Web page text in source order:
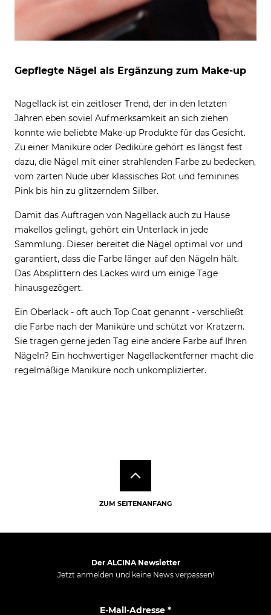
Gepflegte Nägel als Ergänzung zum Make-up
Nagellack ist ein zeitloser Trend, der in den letzten
Jahren eben soviel Aufmerksamkeit an sich ziehen
konnte wie beliebte Make-up Produkte für das Gesicht.
Zu einer Maniküre oder Pediküre gehört es längst fest
dazu, die Nägel mit einer strahlenden Farbe zu bedecken,
vom zarten Nude über klassisches Rot und feminines
Pink bis hin zu glitzerndem Silber.
Damit das Auftragen von Nagellack auch zu Hause
makellos gelingt, gehört ein Unterlack in jede
Sammlung. Dieser bereitet die Nägel optimal vor und
garantiert, dass die Farbe länger auf den Nägeln hält.
Das Absplittern des Lackes wird um einige Tage
hinausgezögert.
Ein Oberlack - oft auch Top Coat genannt - verschließt
die Farbe nach der Maniküre und schützt vor Kratzern.
Sie tragen gerne jeden Tag eine andere Farbe auf Ihren
Nägeln? Ein hochwertiger Nagellackentferner macht die
regelmäßige Maniküre noch unkomplizierter.
ZUM SEITENANFANG
Der ALCINA Newsletter
Jetzt anmelden und keine News verpassen!
E-Mail-Adresse *